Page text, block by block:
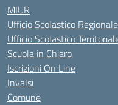
MIUR
Ufficio Scolastico Regionale
Ufficio Scolastico
Scuola in Chiaro
Iscrizioni On Line
Invalsi
Comune